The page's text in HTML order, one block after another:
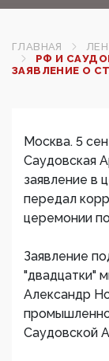
ГЛАВНАЯ
РФ И
ЗАЯВЛЕНИЕ О
Москва. 5
Саудовская
заявление в
передал
церемонии
Заявление
"двадцатки"
Александр
Саудовской